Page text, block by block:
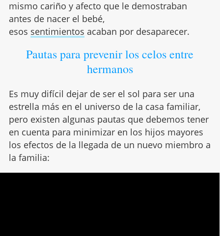
mismo cariño y afecto que le demostraban
antes de nacer el bebé,
esos sentimientos acaban por desaparecer.
Pautas para prevenir los celos entre
hermanos
Es muy difícil dejar de ser el sol para ser una
estrella más en el universo de la casa familiar,
pero existen algunas pautas que debemos tener
en cuenta para minimizar en los hijos mayores
los efectos de la llegada de un nuevo miembro a
la familia: